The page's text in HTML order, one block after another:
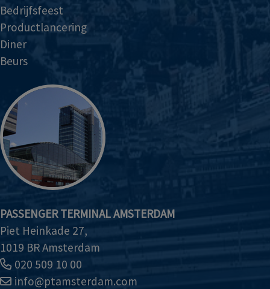
Bedrijfsfeest
Productlancering
Diner
Beurs
PASSENGER TERMINAL AMSTERDAM
Piet Heinkade 27,
1019 BR Amsterdam
020 509 10 00
info@ptamsterdam.com